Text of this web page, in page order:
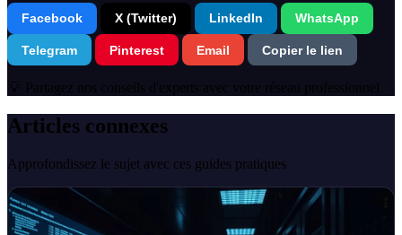
Facebook X (Twitter) LinkedIn WhatsApp
Telegram Pinterest Email Copier le lien
💡 Partagez nos conseils d'experts avec votre réseau professionnel
Articles connexes
Approfondissez le sujet avec ces guides pratiques